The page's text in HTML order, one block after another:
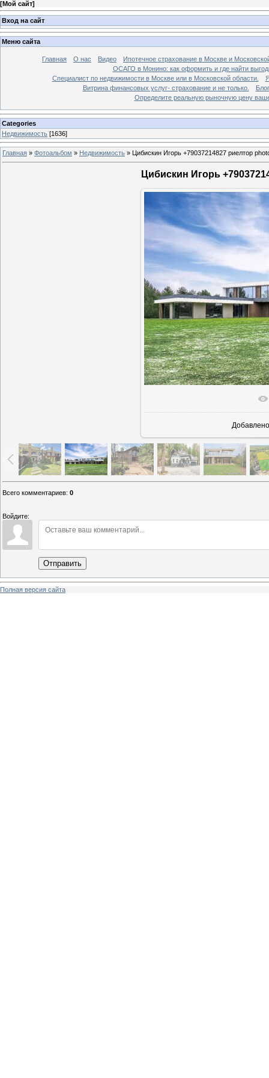
[Мой сайт]
Вход на сайт
Меню сайта
Главная О нас Видео
Ипотечное страхование в Москве и
ОСАГО в Монино: как оформить и где найти
Специалист по недвижимости в Москве или в Московской области.
Витрина финансовых услуг- страхование и не только.
Блог
Определите реальную рыночную цену
Categories
Недвижимость [1636]
Главная » Фотоальбом » Недвижимость » Цибискин Игорь +79037214827 риелтор
Цибискин Игорь
В
Добавлено
Всего комментариев: 0
Войдите:
Отправить
Полная версия сайта